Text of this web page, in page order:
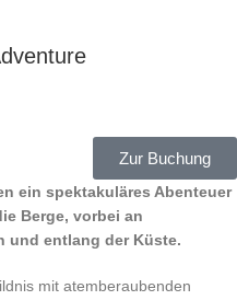
Zur Buchung
ein spektakuläres Abenteuer
Berge, vorbei an
und entlang der Küste.
mit atemberaubenden